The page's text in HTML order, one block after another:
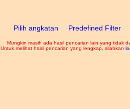
Pilih angkatan Predefined Filter
Mungkin masih ada hasil pencarian lain yang tidak
Untuk melihat hasil pencarian yang lengkap, silahkan